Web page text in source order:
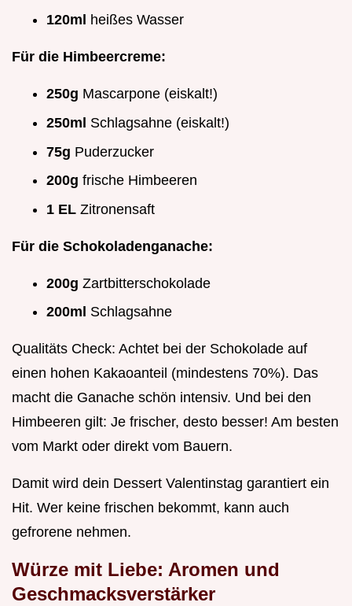
120ml heißes Wasser
Für die Himbeercreme:
250g Mascarpone (eiskalt!)
250ml Schlagsahne (eiskalt!)
75g Puderzucker
200g frische Himbeeren
1 EL Zitronensaft
Für die Schokoladenganache:
200g Zartbitterschokolade
200ml Schlagsahne
Qualitäts Check: Achtet bei der Schokolade auf
einen hohen Kakaoanteil (mindestens 70%). Das
macht die Ganache schön intensiv. Und bei den
Himbeeren gilt: Je frischer, desto besser! Am besten
vom Markt oder direkt vom Bauern.
Damit wird dein Dessert Valentinstag garantiert ein
Hit. Wer keine frischen bekommt, kann auch
gefrorene nehmen.
Würze mit Liebe: Aromen und
Geschmacksverstärker